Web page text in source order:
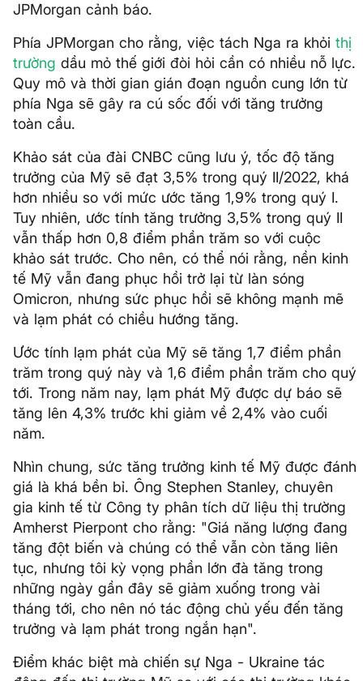
JPMorgan cảnh báo.
Phía JPMorgan cho rằng, việc tách Nga ra khỏi thị
trường dầu mỏ thế giới đòi hỏi cần có nhiều nỗ lực.
Quy mô và thời gian gián đoạn nguồn cung lớn từ
phía Nga sẽ gây ra cú sốc đối với tăng trưởng
toàn cầu.
Khảo sát của đài CNBC cũng lưu ý, tốc độ tăng
trưởng của Mỹ sẽ đạt 3,5% trong quý II/2022, khá
hơn nhiều so với mức ước tăng 1,9% trong quý I.
Tuy nhiên, ước tính tăng trưởng 3,5% trong quý II
vẫn thấp hơn 0,8 điểm phần trăm so với cuộc
khảo sát trước. Cho nên, có thể nói rằng, nền kinh
tế Mỹ vẫn đang phục hồi trở lại từ làn sóng
Omicron, nhưng sức phục hồi sẽ không mạnh mẽ
và lạm phát có chiều hướng tăng.
Ước tính lạm phát của Mỹ sẽ tăng 1,7 điểm phần
trăm trong quý này và 1,6 điểm phần trăm cho quý
tới. Trong năm nay, lạm phát Mỹ được dự báo sẽ
tăng lên 4,3% trước khi giảm về 2,4% vào cuối
năm.
Nhìn chung, sức tăng trưởng kinh tế Mỹ được đánh
giá là khá bền bỉ. Ông Stephen Stanley, chuyên
gia kinh tế từ Công ty phân tích dữ liệu thị trường
Amherst Pierpont cho rằng: "Giá năng lượng đang
tăng đột biến và chúng có thể vẫn còn tăng liên
tục, nhưng tôi kỳ vọng phần lớn đà tăng trong
những ngày gần đây sẽ giảm xuống trong vài
tháng tới, cho nên nó tác động chủ yếu đến tăng
trưởng và lạm phát trong ngắn hạn".
Điểm khác biệt mà chiến sự Nga - Ukraine tác